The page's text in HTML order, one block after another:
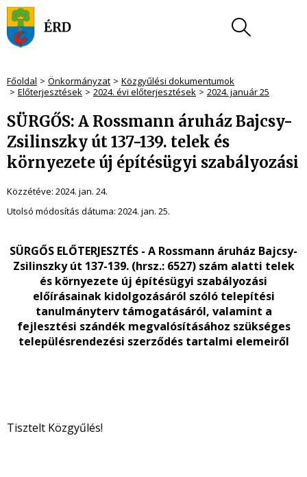
Főoldal Önkormányzat
Közgyűlési dokumentumok
Előterjesztések
2024. évi előterjesztések 2024. január 25
SÜRGŐS: A Rossmann áruház Bajcsy-
Zsilinszky út 137-139. telek és
környezete új építésügyi szabályozási
Közzétéve: 2024. jan. 24.
Utolsó módosítás dátuma: 2024. jan. 25.
SÜRGŐS ELŐTERJESZTÉS - A Rossmann áruház Bajcsy-
Zsilinszky út 137-139. (hrsz.: 6527) szám alatti telek
és környezete új építésügyi szabályozási
előírásainak kidolgozásáról szóló telepítési
tanulmányterv támogatásáról, valamint a
fejlesztési szándék megvalósításához szükséges
településrendezési szerződés tartalmi elemeiről
Tisztelt Közgyűlés!